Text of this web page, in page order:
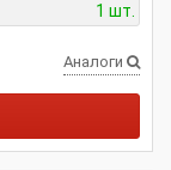
1 шт.
Аналоги